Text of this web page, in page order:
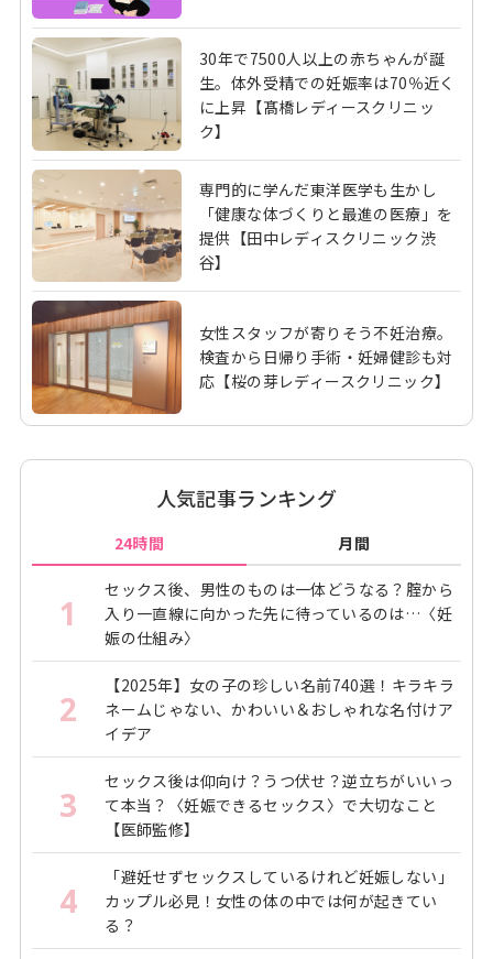
30年で7500人以上の赤ちゃんが誕
生。体外受精での妊娠率は70％近く
に上昇【髙橋レディースクリニッ
ク】
専門的に学んだ東洋医学も生かし
「健康な体づくりと最進の医療」を
提供【田中レディスクリニック渋
谷】
女性スタッフが寄りそう不妊治療。
検査から日帰り手術・妊婦健診も対
応【桜の芽レディースクリニック】
人気記事ランキング
24時間 月間
1
セックス後、男性のものは一体どうなる？腟から
入り一直線に向かった先に待っているのは…〈妊
娠の仕組み〉
2
【2025年】女の子の珍しい名前740選！キラキラ
ネームじゃない、かわいい＆おしゃれな名付けア
イデア
3
セックス後は仰向け？うつ伏せ？逆立ちがいいっ
て本当？〈妊娠できるセックス〉で大切なこと
【医師監修】
4
「避妊せずセックスしているけれど妊娠しない」
カップル必見！女性の体の中では何が起きてい
る？